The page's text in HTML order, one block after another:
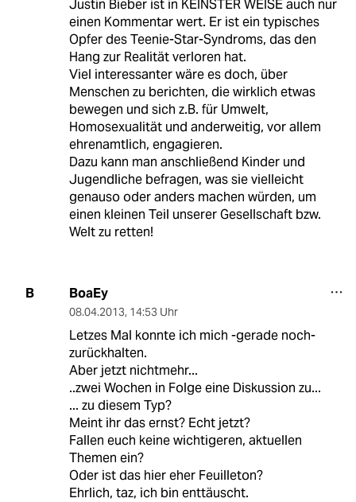
Justin Bieber ist in KEINSTER WEISE auch nur
einen Kommentar wert. Er ist ein typisches
Opfer des Teenie-Star-Syndroms, das den
Hang zur Realität verloren hat.
Viel interessanter wäre es doch, über
Menschen zu berichten, die wirklich etwas
bewegen und sich z.B. für Umwelt,
Homosexualität und anderweitig, vor allem
ehrenamtlich, engagieren.
Dazu kann man anschließend Kinder und
Jugendliche befragen, was sie vielleicht
genauso oder anders machen würden, um
einen kleinen Teil unserer Gesellschaft bzw.
Welt zu retten!
B BoaEy
08.04.2013, 14:53 Uhr
Letzes Mal konnte ich mich -gerade noch-
zurückhalten.
Aber jetzt nichtmehr...
..zwei Wochen in Folge eine Diskussion zu...
... zu diesem Typ?
Meint ihr das ernst? Echt jetzt?
Fallen euch keine wichtigeren, aktuellen
Themen ein?
Oder ist das hier eher Feuilleton?
Ehrlich, taz, ich bin enttäuscht.